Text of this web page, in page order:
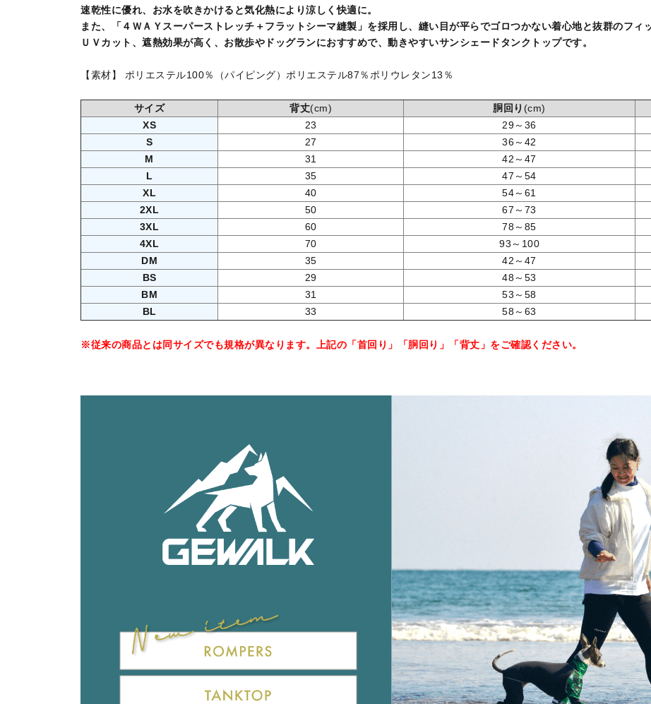
速乾性に優れ、お水を吹きかけると気化熱により涼しく快適に。
また、「４ＷＡＹスーパーストレッチ＋フラットシーマ縫製」を採用し、縫い目が平らでゴロつかない着心地と抜群のフィ
ＵＶカット、遮熱効果が高く、お散歩やドッグランにおすすめで、動きやすいサンシェードタンクトップです。
【素材】 ポリエステル100％（パイピング）ポリエステル87％ポリウレタン13％
サイズ 背丈(cm) 胴回り (cm)
XS
23 29～36
S
27 36～42
M
31 42～47
L
35 47～54
XL
40 54～61
2XL
50 67～73
3XL
60 78～85
4XL
70 93～100
DM
35 42～47
BS
29 48～53
BM
31 53～58
BL
33 58～63
※従来の商品とは同サイズでも規格が異なります。上記の「首回り」「胴回り」「背丈」をご確認ください。